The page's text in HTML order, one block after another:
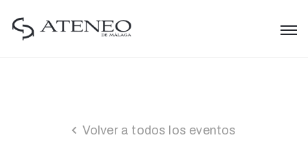
Volver a todos los eventos